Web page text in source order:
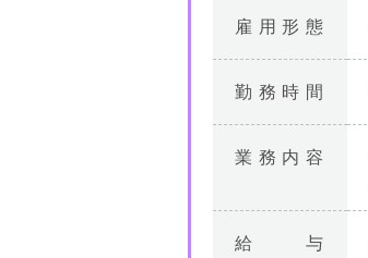
雇用形態
勤務時間
業務内容
給与